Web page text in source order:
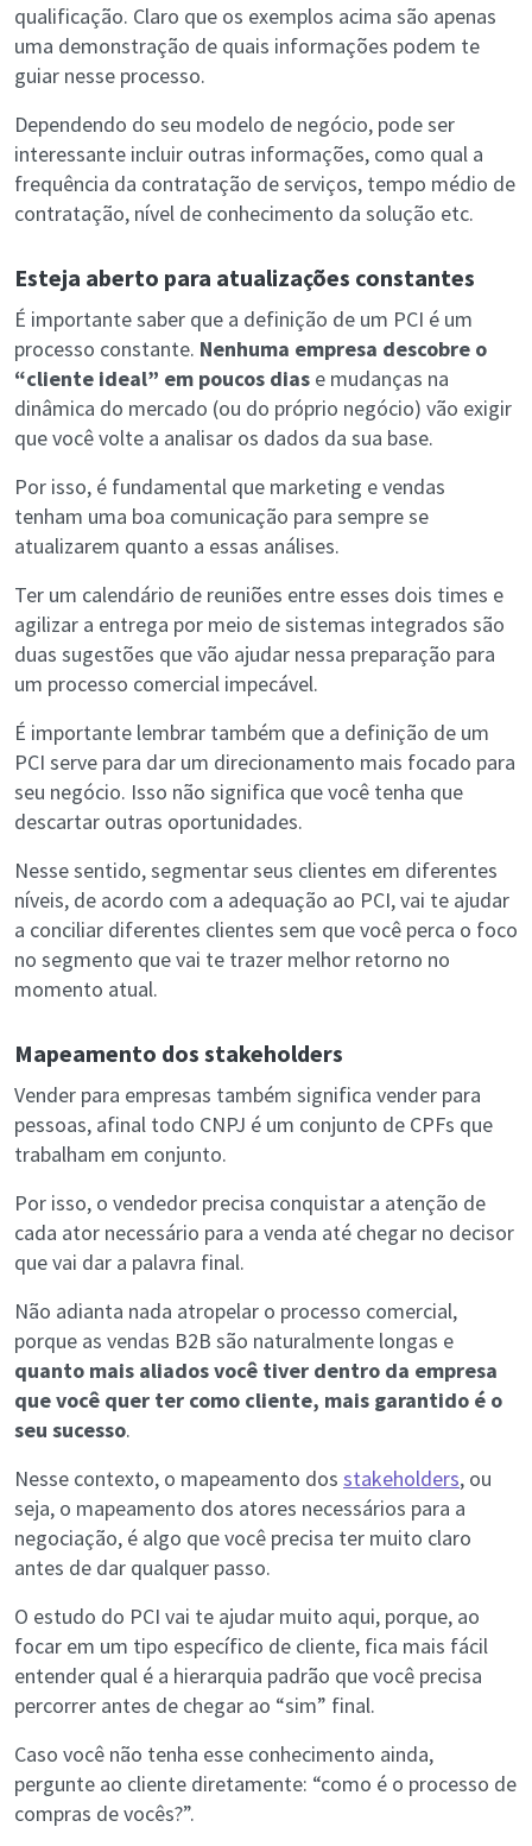
qualificação. Claro que os exemplos acima são apenas
uma demonstração de quais informações podem te
guiar nesse processo.
Dependendo do seu modelo de negócio, pode ser
interessante incluir outras informações, como qual a
frequência da contratação de serviços, tempo médio de
contratação, nível de conhecimento da solução etc.
Esteja aberto para atualizações constantes
É importante saber que a definição de um PCI é um
processo constante. Nenhuma empresa descobre o
“cliente ideal” em poucos dias e mudanças na
dinâmica do mercado (ou do próprio negócio) vão exigir
que você volte a analisar os dados da sua base.
Por isso, é fundamental que marketing e vendas
tenham uma boa comunicação para sempre se
atualizarem quanto a essas análises.
Ter um calendário de reuniões entre esses dois times e
agilizar a entrega por meio de sistemas integrados são
duas sugestões que vão ajudar nessa preparação para
um processo comercial impecável.
É importante lembrar também que a definição de um
PCI serve para dar um direcionamento mais focado para
seu negócio. Isso não significa que você tenha que
descartar outras oportunidades.
Nesse sentido, segmentar seus clientes em diferentes
níveis, de acordo com a adequação ao PCI, vai te ajudar
a conciliar diferentes clientes sem que você perca o foco
no segmento que vai te trazer melhor retorno no
momento atual.
Mapeamento dos stakeholders
Vender para empresas também significa vender para
pessoas, afinal todo CNPJ é um conjunto de CPFs que
trabalham em conjunto.
Por isso, o vendedor precisa conquistar a atenção de
cada ator necessário para a venda até chegar no decisor
que vai dar a palavra final.
Não adianta nada atropelar o processo comercial,
porque as vendas B2B são naturalmente longas e
quanto mais aliados você tiver dentro da empresa
que você quer ter como cliente, mais garantido é o
seu sucesso.
Nesse contexto, o mapeamento dos stakeholders, ou
seja, o mapeamento dos atores necessários para a
negociação, é algo que você precisa ter muito claro
antes de dar qualquer passo.
O estudo do PCI vai te ajudar muito aqui, porque, ao
focar em um tipo específico de cliente, fica mais fácil
entender qual é a hierarquia padrão que você precisa
percorrer antes de chegar ao “sim” final.
Caso você não tenha esse conhecimento ainda,
pergunte ao cliente diretamente: “como é o processo de
compras de vocês?”.